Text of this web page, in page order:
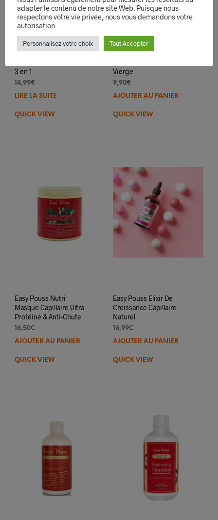
Easy Pouss Après-
3 en 1
14,99€
LIRE LA SUITE
QUICK VIEW
Easy Pouss Huile de
Vierge
9,90€
AJOUTER AU PANIER
QUICK VIEW
Easy Pouss Nutri
Masque Capillaire Ultra
Protéiné & Anti-Chute
16,50€
AJOUTER AU PANIER
QUICK VIEW
Easy Pouss Elixir De
Croissance Capillaire
Naturel
16,99€
AJOUTER AU PANIER
QUICK VIEW
adapter le contenu de notre site Web. Puisque nous
respectons votre vie privée, nous vous demandons votre
autorisation.
Personnalisez votre choix Tout Accepter